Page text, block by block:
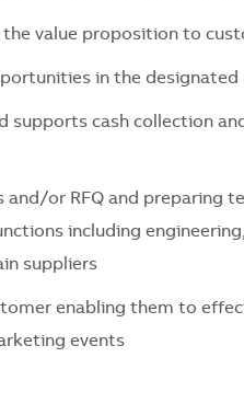
value proposition to
in the designated
supports cash collection
or RFQ and preparing
including
suppliers
enabling them to
events